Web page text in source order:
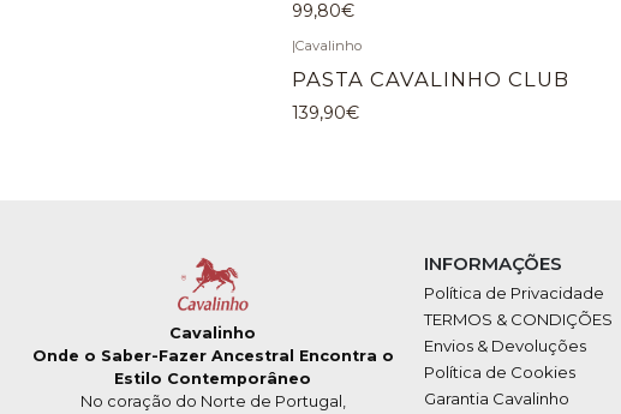
99,80€
|Cavalinho
PASTA CAVALINHO CLUB
139,90€
Cavalinho
Onde o Saber-Fazer Ancestral Encontra o
Estilo Contemporâneo
No coração do Norte de Portugal,
INFORMAÇÕES
Política de Privacidade
TERMOS & CONDIÇÕES
Envios & Devoluções
Política de Cookies
Garantia Cavalinho